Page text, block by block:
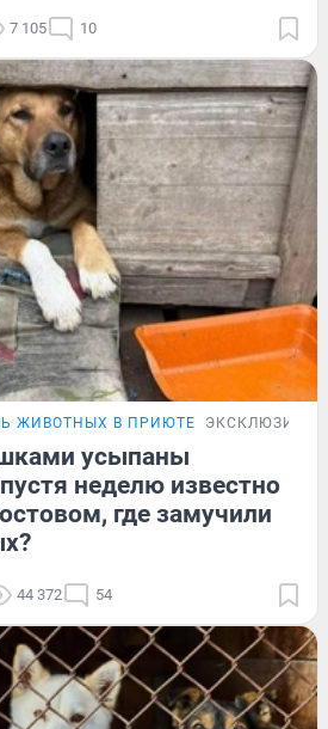
7 105 10
ЖИВОТНЫХ В ПРИЮТЕ ЭКСКЛЮЗИВ
усыпаны
неделю известно
где замучили
44 372 54